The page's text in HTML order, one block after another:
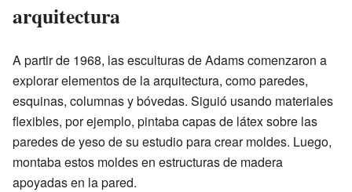
arquitectura
A partir de 1968, las esculturas de Adams comenzaron a
explorar elementos de la arquitectura, como paredes,
esquinas, columnas y bóvedas. Siguió usando materiales
flexibles, por ejemplo, pintaba capas de látex sobre las
paredes de yeso de su estudio para crear moldes. Luego,
montaba estos moldes en estructuras de madera
apoyadas en la pared.